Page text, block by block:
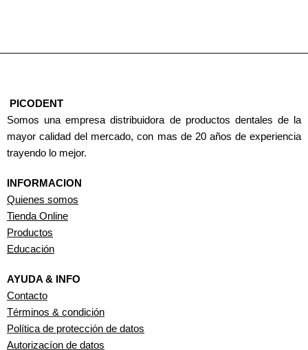
PICODENT
Somos una empresa distribuidora de productos dentales de la
mayor calidad del mercado, con mas de 20 años de experiencia
trayendo lo mejor.
INFORMACION
Quienes somos
Tienda Online
Productos
Educación
AYUDA & INFO
Contacto
Términos & condición
Política de protección de datos
Autorizacíon de datos